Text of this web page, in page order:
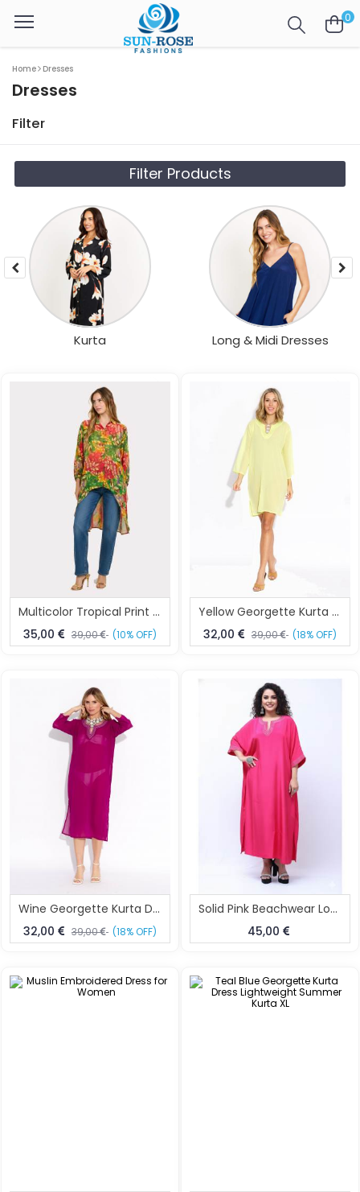
0
Home Dresses
Dresses
Filter
Filter Products
Kurta Long & Midi Dresses
Multicolor Tropical Print Georgette High Low Kurta Shirt Elegant Tunic
35,00
39,00 (10% OFF)
Yellow Georgette Kurta Dress Elegant Summer Tunic XL
32,00
39,00 (18% OFF)
Wine Georgette Kurta Dress Elegant Summer Kurta
32,00
39,00 (18% OFF)
Solid Pink Beachwear Long Kaftan
45,00